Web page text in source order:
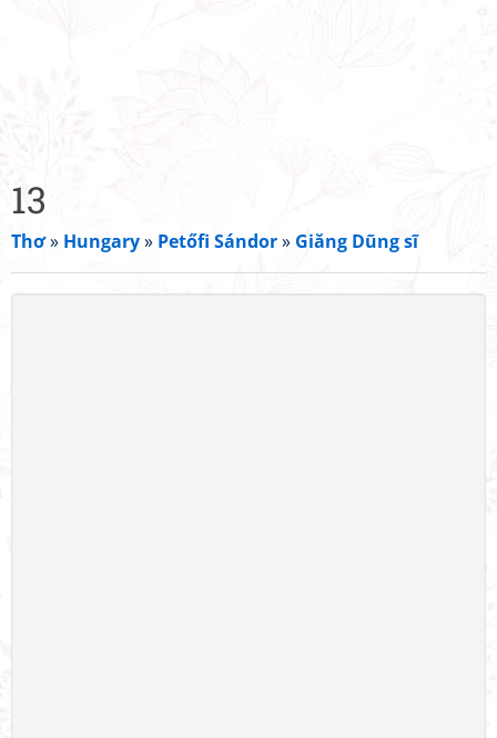
13
Thơ» Hungary» Petőfi Sándor» Giăng Dũng sĩ